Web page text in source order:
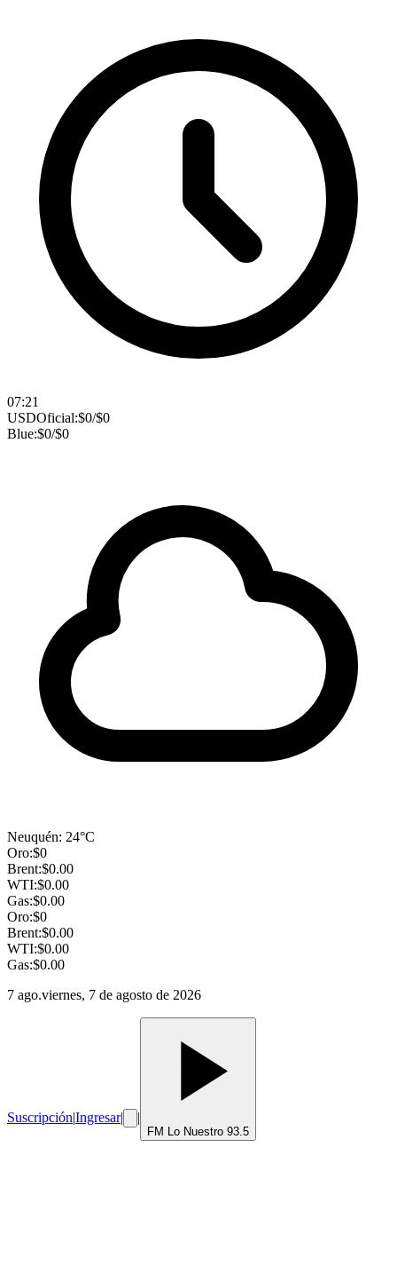
07:21
USDOficial:$0/$0
Blue:$0/$0
Neuquén: 24°C
Oro:$0
Brent:$0.00
WTI:$0.00
Gas:$0.00
Oro:$0
Brent:$0.00
WTI:$0.00
Gas:$0.00
7 ago.viernes, 7 de agosto de 2026
Suscripción|Ingresar| |
FM Lo Nuestro 93.5